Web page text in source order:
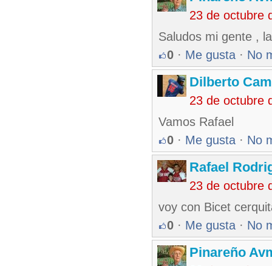
23 de octubre
Saludos mi gente ,
0 · Me gusta · No
Dilberto
23 de octubre
Vamos Rafael
0 · Me gusta · No
Rafael
23 de octubre
voy con Bicet
0 · Me gusta · No
Pinareño